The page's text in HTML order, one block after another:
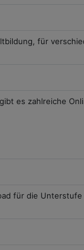
für
es zahlreiche
für die